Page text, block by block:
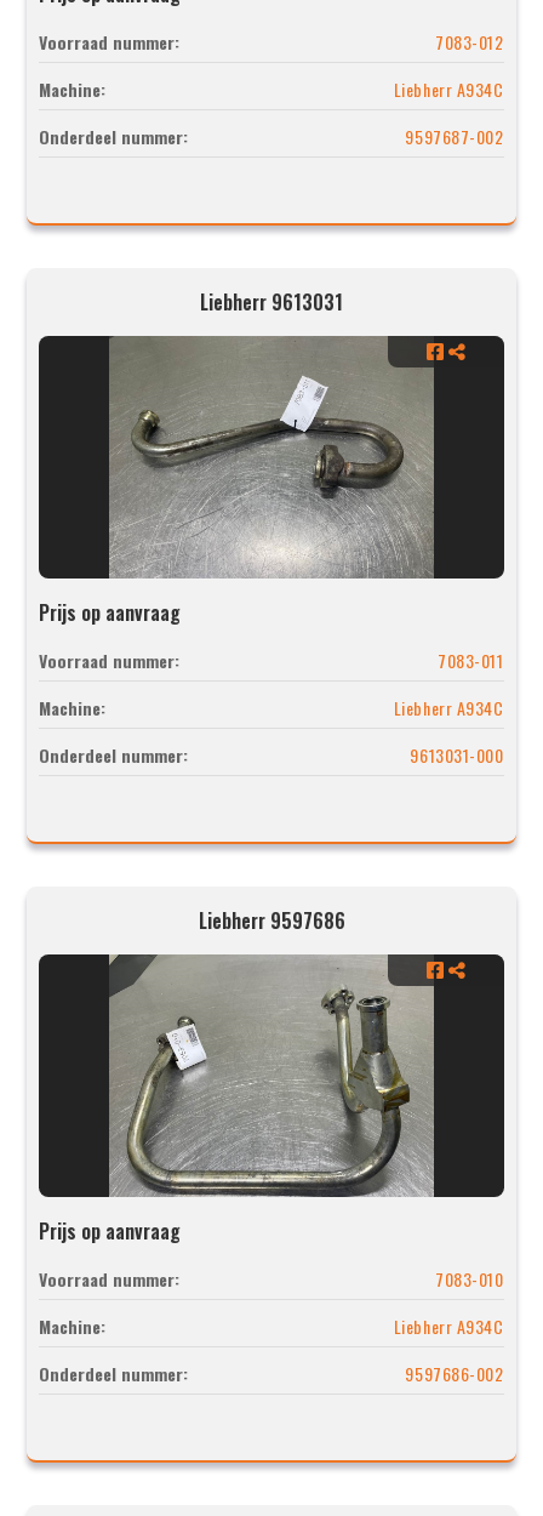
Voorraad nummer:
7083-012
Machine:
Liebherr A934C
Onderdeel nummer:
9597687-002
Liebherr 9613031
Prijs op aanvraag
Voorraad nummer:
7083-011
Machine:
Liebherr A934C
Onderdeel nummer:
9613031-000
Liebherr 9597686
Prijs op aanvraag
Voorraad nummer:
7083-010
Machine:
Liebherr A934C
Onderdeel nummer:
9597686-002